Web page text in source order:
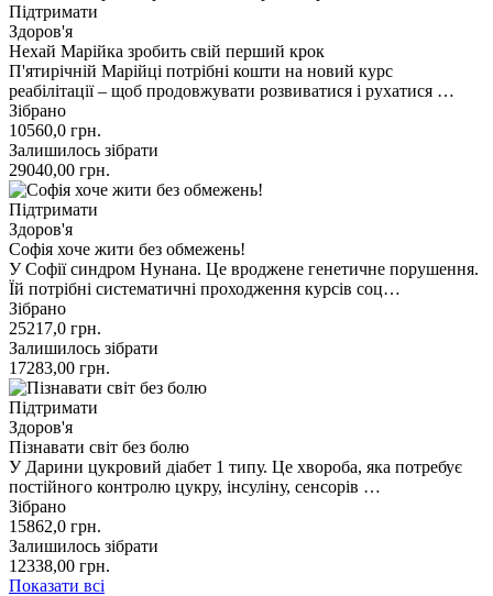
Підтримати
Здоров'я
Нехай Марійка зробить свій перший крок
П'ятирічній Марійці потрібні кошти на новий курс
реабілітації – щоб продовжувати розвиватися і рухатися …
Зібрано
10560,0 грн.
Залишилось зібрати
29040,00 грн.
Підтримати
Здоров'я
Софія хоче жити без обмежень!
У Софії синдром Нунана. Це вроджене генетичне порушення.
Їй потрібні систематичні проходження курсів соц…
Зібрано
25217,0 грн.
Залишилось зібрати
17283,00 грн.
Підтримати
Здоров'я
Пізнавати світ без болю
У Дарини цукровий діабет 1 типу. Це хвороба, яка потребує
постійного контролю цукру, інсуліну, сенсорів …
Зібрано
15862,0 грн.
Залишилось зібрати
12338,00 грн.
Показати всі